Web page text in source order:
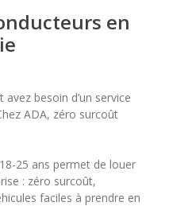
en
besoin d’un service
ADA, zéro surcoût
25 ans permet de louer
: zéro surcoût,
faciles à prendre en